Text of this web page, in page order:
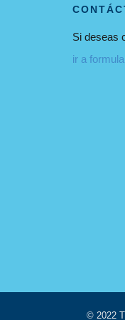
Si deseas
ir a
© 2022